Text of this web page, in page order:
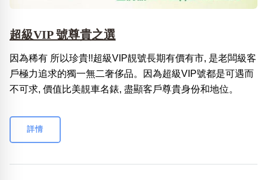
超級VIP 號尊貴之選
因為稀有 所以珍貴!!超級VIP靚號長期有價有市, 是老闆級客
戶極力追求的獨一無二奢侈品。因為超級VIP號都是可遇而
不可求, 價值比美靚車名錶, 盡顯客戶尊貴身份和地位。
詳情